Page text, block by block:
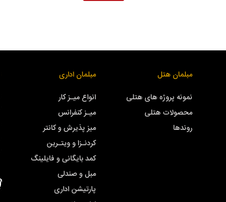
مبلمان هتل
نمونه پروژه های هتلی
محصولات هتلی
روندها
مبلمان اداری
انواع میـز کار
میـز کنفرانس
میز پذیرش و کانتر
کردنـزا و ویتـرین
کمد بایگانی و فایلینگ
مبل و صندلی
پارتیشن اداری